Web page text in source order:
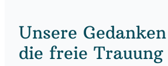
Unsere
die freie Trauung